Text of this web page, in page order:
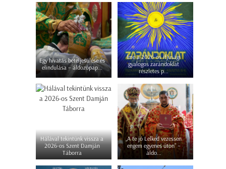
Egy hivatás beteljesülése és
elindulása – áldozópap...
Íme a 2026-os ifjúsági
gyalogos zarándoklat
részletes p...
Hálával tekintünk vissza a
2026-os Szent Damján
Táborra
„A te jó Lelked vezessen
engem egyenes úton” –
áldo...